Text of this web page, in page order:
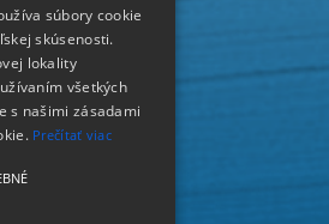
2710
6519
súbory cookie
skúsenosti.
lokality
všetkých
s našimi zásadami
Prečítať viac